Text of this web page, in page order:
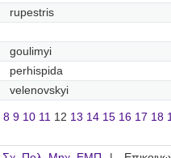
rupestris
goulimyi
perhispida
velenovskyi
8 9 10 11 12 13 14 15 16 17 18